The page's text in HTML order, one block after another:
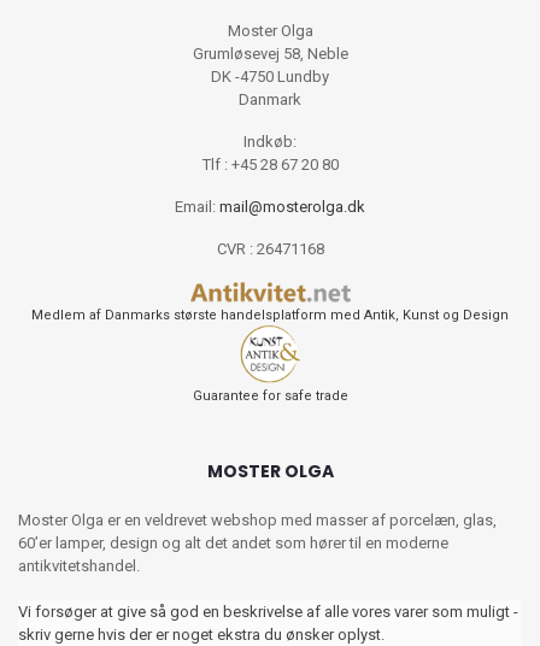
Moster Olga
Grumløsevej 58, Neble
DK -4750 Lundby
Danmark
Indkøb:
Tlf : +45 28 67 20 80
Email: mail@mosterolga.dk
CVR : 26471168
Medlem af Danmarks største handelsplatform med Antik, Kunst og Design
Guarantee for safe trade
MOSTER OLGA
Moster Olga er en veldrevet webshop med masser af porcelæn, glas,
60’er lamper, design og alt det andet som hører til en moderne
antikvitetshandel.
Vi forsøger at give så god en beskrivelse af alle vores varer som muligt -
skriv gerne hvis der er noget ekstra du ønsker oplyst.